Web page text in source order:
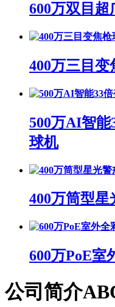
600万双目
400万三目
500万AI智
球机
400万筒型
600万PoE室
公司简介